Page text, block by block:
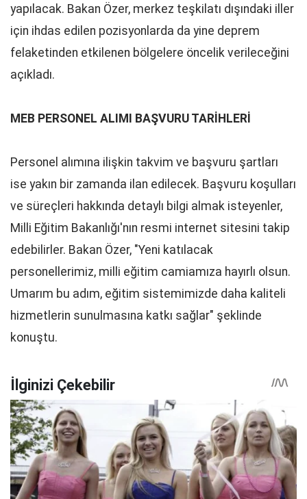
yapılacak. Bakan Özer, merkez teşkilatı dışındaki iller
için ihdas edilen pozisyonlarda da yine deprem
felaketinden etkilenen bölgelere öncelik verileceğini
açıkladı.
MEB PERSONEL ALIMI BAŞVURU TARİHLERİ
Personel alımına ilişkin takvim ve başvuru şartları
ise yakın bir zamanda ilan edilecek. Başvuru koşulları
ve süreçleri hakkında detaylı bilgi almak isteyenler,
Milli Eğitim Bakanlığı'nın resmi internet sitesini takip
edebilirler. Bakan Özer, "Yeni katılacak
personellerimiz, milli eğitim camiamıza hayırlı olsun.
Umarım bu adım, eğitim sistemimizde daha kaliteli
hizmetlerin sunulmasına katkı sağlar" şeklinde
konuştu.